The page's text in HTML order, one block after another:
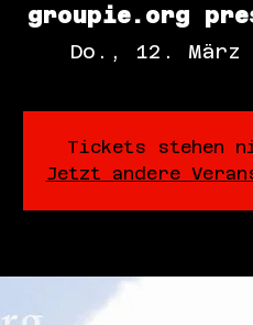
groupie.org
Do., 12. März
Tickets stehen
Jetzt andere